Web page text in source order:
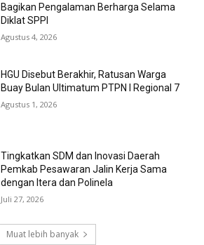
Bagikan Pengalaman Berharga Selama
Diklat SPPI
Agustus 4, 2026
HGU Disebut Berakhir, Ratusan Warga
Buay Bulan Ultimatum PTPN I Regional 7
Agustus 1, 2026
Tingkatkan SDM dan Inovasi Daerah
Pemkab Pesawaran Jalin Kerja Sama
dengan Itera dan Polinela
Juli 27, 2026
Muat lebih banyak